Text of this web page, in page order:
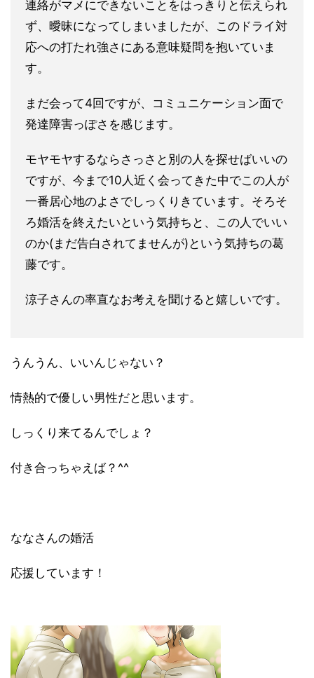
連絡がマメにできないことをはっきりと伝えられ
ず、曖昧になってしまい ましたが、このドライ対
応への打たれ強さにある意味疑問を抱いていま
す。
まだ会って4回ですが、コミュニケーション面で
発達障害っぽさを感じます。
モヤモヤするならさっさと別の人を探せばいいの
ですが、今まで10人近く会ってきた中でこの人が
一番居心地のよさでしっくりきています。そろそ
ろ婚活を終えたいという気持ちと、この人でいい
のか(まだ告白されてませんが)という気持ちの葛
藤です。
涼子さんの率直なお考えを聞けると嬉しいです。
うんうん、いいんじゃない？
情熱的で優しい男性だと思います。
しっくり来てるんでしょ？
付き合っちゃえば？^^
ななさんの婚活
応援しています！